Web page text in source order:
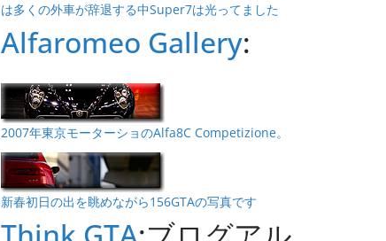
は多くの外車が辞退する中Super7は光ってました
Alfaromeo Gallery:
2007年東京モーターショのAlfa8C Competizione。
新春初日の出を眺めながら156GTAの写真です